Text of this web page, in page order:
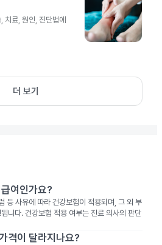
치료, 원인, 진단법에
더 보기
여인가요?
등 사유에 따라 건강보험이 적용되며, 그 외 부
니다. 건강보험 적용 여부는 진료 의사의 판단
격이 달라지나요?